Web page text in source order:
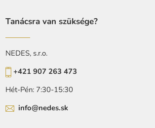
Tanácsra van szüksége?
NEDES, s.r.o.
+421 907 263 473
Hét-Pén: 7:30-15:30
info@nedes.sk